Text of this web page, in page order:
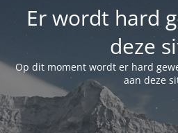
Er wordt hard
deze
Op dit moment wordt er hard
aan deze